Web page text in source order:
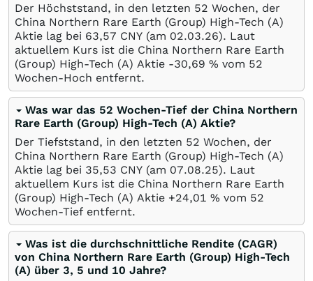
Der Höchststand, in den letzten 52 Wochen, der
China Northern Rare Earth (Group) High-Tech (A)
Aktie lag bei 63,57 CNY (am 02.03.26). Laut
aktuellem Kurs ist die China Northern Rare Earth
(Group) High-Tech (A) Aktie -30,69 % vom 52
Wochen-Hoch entfernt.
Was war das 52 Wochen-Tief der China Northern
Rare Earth (Group) High-Tech (A) Aktie?
Der Tiefststand, in den letzten 52 Wochen, der
China Northern Rare Earth (Group) High-Tech (A)
Aktie lag bei 35,53 CNY (am 07.08.25). Laut
aktuellem Kurs ist die China Northern Rare Earth
(Group) High-Tech (A) Aktie +24,01 % vom 52
Wochen-Tief entfernt.
Was ist die durchschnittliche Rendite (CAGR)
von China Northern Rare Earth (Group) High-Tech
(A) über 3, 5 und 10 Jahre?